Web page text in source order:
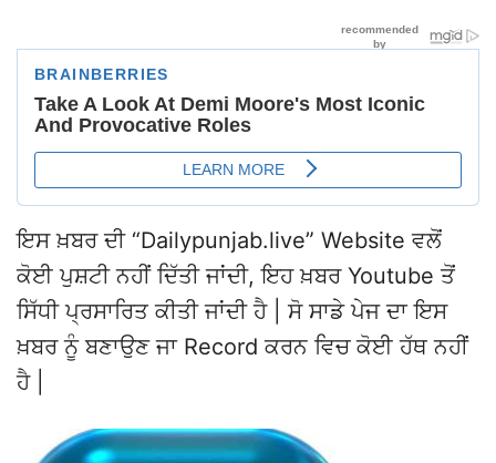
ਇਸ ਖ਼ਬਰ ਦੀ “Dailypunjab.live” Website ਵਲੋਂ
ਕੋਈ ਪੁਸ਼ਟੀ ਨਹੀਂ ਦਿੱਤੀ ਜਾਂਦੀ, ਇਹ ਖ਼ਬਰ Youtube ਤੋਂ
ਸਿੱਧੀ ਪ੍ਰਸਾਰਿਤ ਕੀਤੀ ਜਾਂਦੀ ਹੈ | ਸੋ ਸਾਡੇ ਪੇਜ ਦਾ ਇਸ
ਖ਼ਬਰ ਨੂੰ ਬਣਾਉਣ ਜਾ Record ਕਰਨ ਵਿਚ ਕੋਈ ਹੱਥ ਨਹੀਂ
ਹੈ |